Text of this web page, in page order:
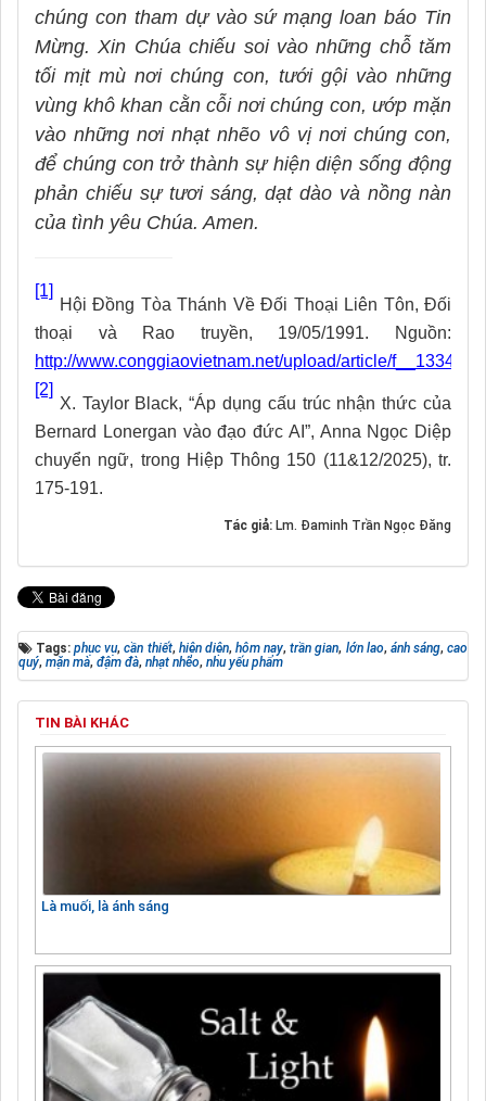
chúng con tham dự vào sứ mạng loan báo Tin
Mừng. Xin Chúa chiếu soi vào những chỗ tăm
tối mịt mù nơi chúng con, tưới gội vào những
vùng khô khan cằn cỗi nơi chúng con, ướp mặn
vào những nơi nhạt nhẽo vô vị nơi chúng con,
để chúng con trở thành sự hiện diện sống động
phản chiếu sự tươi sáng, dạt dào và nồng nàn
của tình yêu Chúa. Amen.
[1]
Hội Đồng Tòa Thánh Về Đối Thoại Liên Tôn, Đối
thoại và Rao truyền, 19/05/1991. Nguồn:
http://www.conggiaovietnam.net/upload/article/
[2]
X. Taylor Black, “Áp dụng cấu trúc nhận thức của
Bernard Lonergan vào đạo đức AI”, Anna Ngọc Diệp
chuyển ngữ, trong Hiệp Thông 150 (11&12/2025), tr.
175-191.
Tác giả: Lm. Đaminh Trần Ngọc Đăng
Tags:phục vụ,cần thiết, hiện diện, hôm nay,trần gian, lớn lao, ánh sáng,cao
quý, mặn mà, đậm đà, nhạt nhẽo, nhu yếu phẩm
TIN BÀI KHÁC
Là muối, là ánh sáng